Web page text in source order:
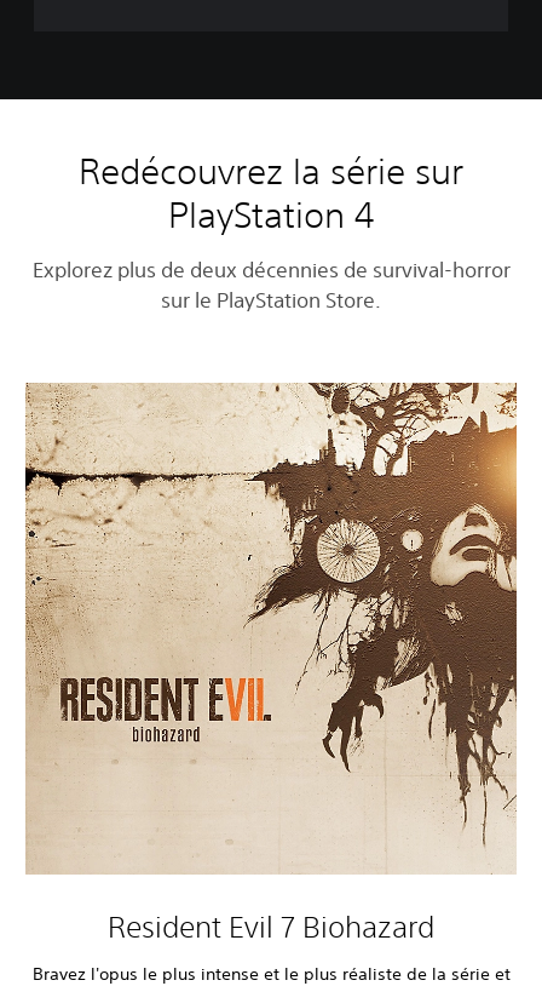
d
Redécouvrez la série sur
PlayStation 4
Explorez plus de deux décennies de survival-horror
sur le PlayStation Store.
Resident Evil 7 Biohazard
Bravez l'opus le plus intense et le plus réaliste de la série et